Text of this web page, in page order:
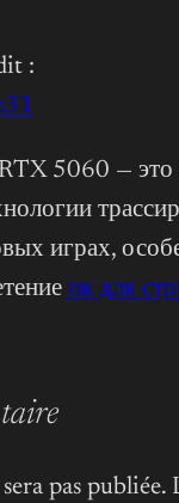
:
5060 — это
играх,
пк для
pas publiée.